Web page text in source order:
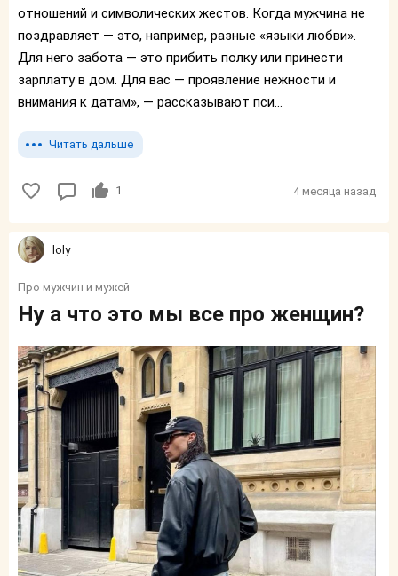
отношений и символических жестов. Когда мужчина не
поздравляет — это, например, разные «языки любви».
Для него забота — это прибить полку или принести
зарплату в дом. Для вас — проявление нежности и
внимания к датам», — рассказывают пси...
Читать дальше
1 4 месяца назад
loly
Про мужчин и мужей
Ну а что это мы все про женщин?